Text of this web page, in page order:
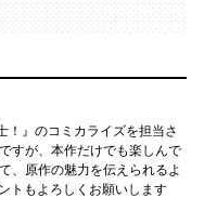
！』のコミカライズを担当さ
すが、本作だけでも楽しんで
、原作の魅力を伝えられるよ
トもよろしくお願いします